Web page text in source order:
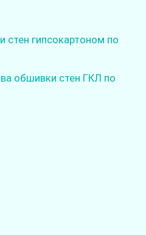
стен гипсокартоном по
обшивки стен ГКЛ по